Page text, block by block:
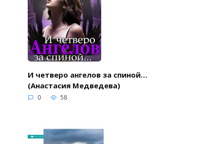
И четверо ангелов за спиной…
(Анастасия Медведева)
0 58